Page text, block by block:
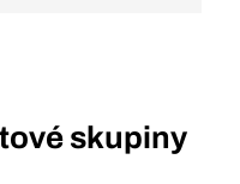
skupiny